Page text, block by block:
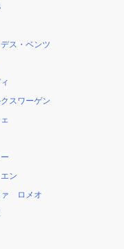
ス・ベンツ
スワーゲン
ン
ァ ロメオ